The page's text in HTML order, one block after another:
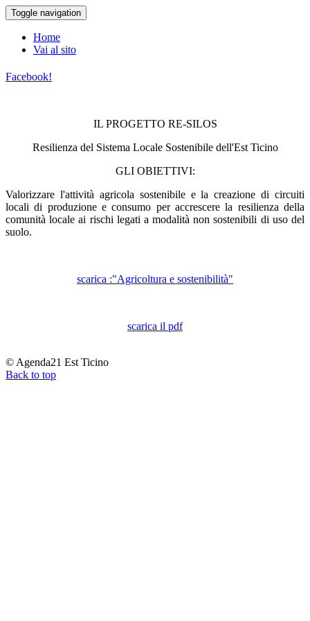
Toggle navigation
Home
Vai al sito
Facebook!
IL PROGETTO RE-SILOS
Resilienza del Sistema Locale Sostenibile dell'Est Ticino
GLI OBIETTIVI:
Valorizzare l'attività agricola sostenibile e la creazione di circuiti
locali di produzione e consumo per accrescere la resilienza della
comunità locale ai rischi legati a modalità non sostenibili di uso del
suolo.
scarica :"Agricoltura e sostenibilità"
scarica il pdf
© Agenda21 Est Ticino
Back to top